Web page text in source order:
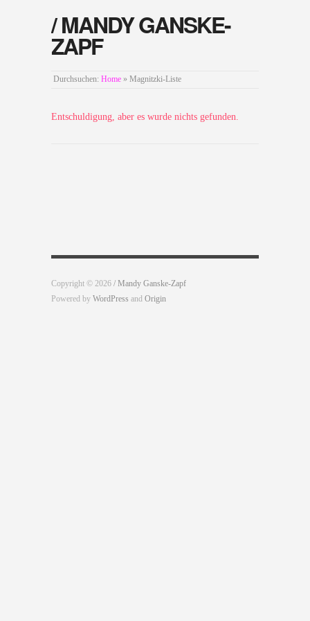
/ MANDY GANSKE-
ZAPF
Durchsuchen: Home » Magnitzki-Liste
Entschuldigung, aber es wurde nichts gefunden.
Copyright © 2026 / Mandy Ganske-Zapf
Powered by WordPress and Origin